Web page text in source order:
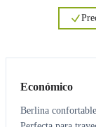
Económico
Berlina